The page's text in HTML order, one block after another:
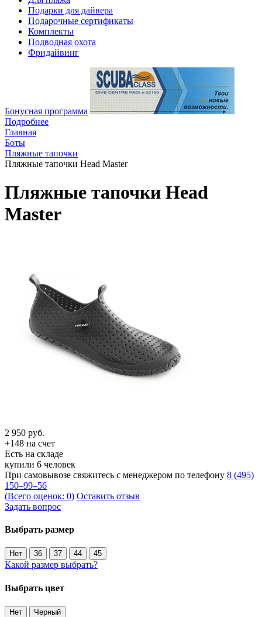
Подарки для дайвера
Подарочные сертификаты
Комплекты
Подводная охота
Фридайвинг
Бонусная программа
Подробнее
Главная
Боты
Пляжные тапочки
Пляжные тапочки Head Master
Пляжные тапочки Head
Master
2 950 руб.
+148 на счет
Есть на складе
купили 6 человек
При самовывозе свяжитесь с менеджером по телефону 8 (495)
150–99–56
(Всего оценок: 0) Оставить отзыв
Задать вопрос
Выбрать размер
Нет 36 37 44 45
Какой размер выбрать?
Выбрать цвет
Нет Черный